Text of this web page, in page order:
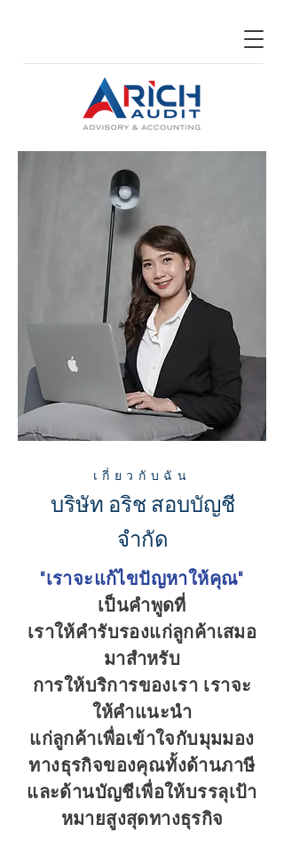
เกี่ยวกับฉัน
บริษัท อริช สอบบัญชี
จำกัด
"เราจะแก้ไขปัญหาให้คุณ"
เป็นคำพูดที่
เราให้คำรับรองแก่ลูกค้าเสมอ
มาสำหรับ
การให้บริการของเรา เราจะ
ให้คำแนะนำ
แก่ลูกค้าเพื่อเข้าใจกับมุมมอง
ทางธุรกิจของคุณทั้งด้านภาษี
และด้านบัญชีเพื่อให้บรรลุเป้า
หมายสูงสุดทางธุรกิจ